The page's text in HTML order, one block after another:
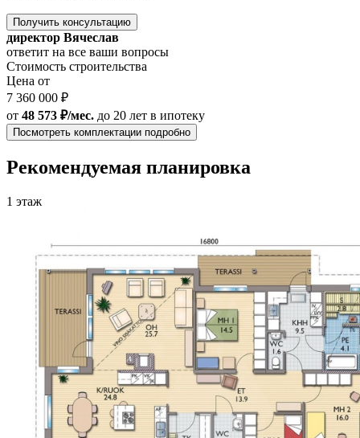
Получить консультацию
директор Вячеслав
ответит на все ваши вопросы
Стоимость строительства
Цена от
7 360 000 ₽
от 48 573 ₽/мес. до 20 лет в ипотеку
Посмотреть комплектации подробно
Рекомендуемая планировка
1 этаж